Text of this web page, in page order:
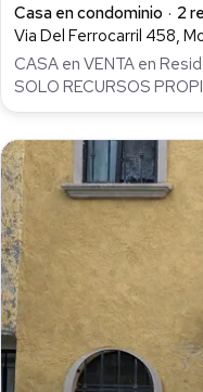
Casa en condominio
2
Via Del Ferrocarril 458,
CASA en VENTA en
SOLO RECURSOS